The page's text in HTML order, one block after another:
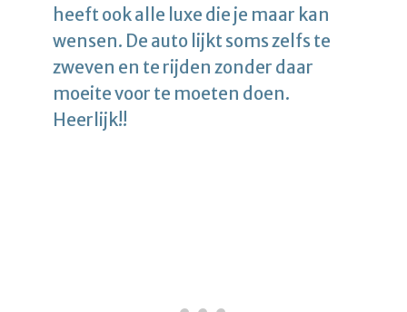
heeft ook alle luxe die je maar kan
wensen. De auto lijkt soms zelfs te
zweven en te rijden zonder daar
moeite voor te moeten doen.
Heerlijk!!